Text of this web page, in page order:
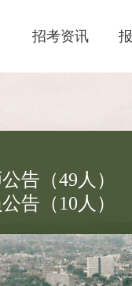
招考资讯
告（49人）
告（10人）